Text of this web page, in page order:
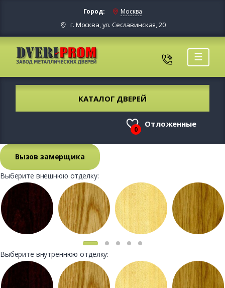
Город: Москва
г. Москва, ул. Сеславинская, 20
☰
КАТАЛОГ ДВЕРЕЙ
0
Отложенные
Вызов замерщика
Выберите внешнюю отделку:
Выберите внутреннюю отделку: